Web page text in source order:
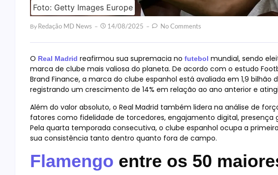
Foto: Getty Images Europe
By Redação MD News 14/08/2025 No Comments
O Real Madrid reafirmou sua supremacia no futebol mundial, sendo
marca de clube mais valiosa do planeta. De acordo com o estudo
Brand Finance, a marca do clube espanhol está avaliada em 1,9 bilhão
registrando um crescimento de 14% em relação ao ano anterior e
Além do valor absoluto, o Real Madrid também lidera na análise de
fatores como fidelidade de torcedores, engajamento digital, presença
Pela quarta temporada consecutiva, o clube espanhol ocupa a
sua consistência tanto dentro quanto fora de campo.
Flamengo entre os 50